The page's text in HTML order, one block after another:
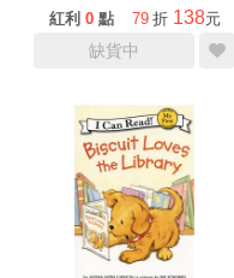
紅利 0 點 79 折 138元
缺貨中